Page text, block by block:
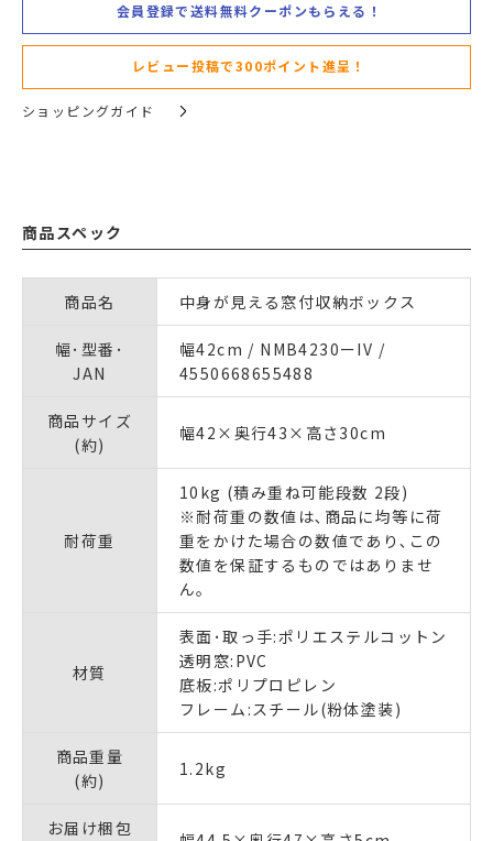
会員登録で送料無料クーポンもらえる！
レビュー投稿で300ポイント進呈！
ショッピングガイド
商品スペック
商品名 中身が見える窓付収納ボックス
幅･型番･
JAN
幅42cm / NMB4230ーIV /
4550668655488
商品サイズ
(約)
幅42×奥行43×高さ30cm
耐荷重
10kg (積み重ね可能段数 2段)
※耐荷重の数値は､商品に均等に荷
重をかけた場合の数値であり､この
数値を保証するものではありませ
ん｡
材質
表面･取っ手:ポリエステルコットン
透明窓:PVC
底板:ポリプロピレン
フレーム:スチール(粉体塗装)
商品重量
(約)
1.2kg
お届け梱包